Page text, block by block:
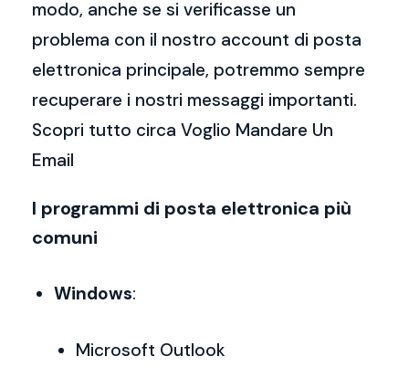
modo, anche se si verificasse un
problema con il nostro account di posta
elettronica principale, potremmo sempre
recuperare i nostri messaggi importanti.
Scopri tutto circa Voglio Mandare Un
Email
I programmi di posta elettronica più
comuni
Windows:
Microsoft Outlook